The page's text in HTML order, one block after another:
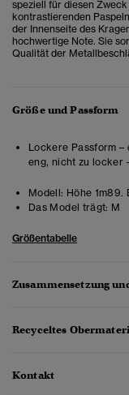
speziell für diesen
kontrastierenden
der Innenseite des
hochwertige Note. Sie
Qualität der
Größe und Passform
Lockere Passform –
eng, nicht zu locker
Modell: Höhe 1m89.
Das Model trägt: M
Größentabelle
Zusammensetzung
Recyceltes
Kontakt